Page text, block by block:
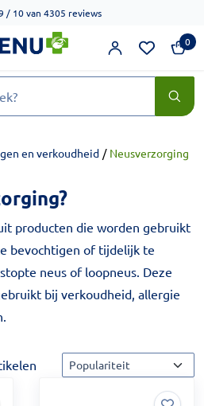
aan het verbeteren van de
/ 10van 4305 reviews
0
en verkoudheid / Neusverzorging
producten die worden gebruikt
bevochtigen of tijdelijk te
neus of loopneus. Deze
bij verkoudheid, allergie
Sorteermethode